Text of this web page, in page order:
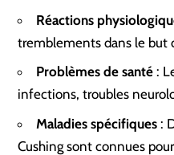
Réactions
tremblements dans le but
Problèmes de santé :
infections, troubles
Maladies spécifiques :
Cushing sont connues